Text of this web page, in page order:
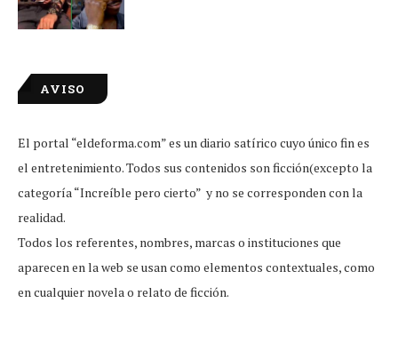
AVISO
El portal “eldeforma.com” es un diario satírico cuyo único fin es
el entretenimiento. Todos sus contenidos son ficción(excepto la
categoría “Increíble pero cierto” y no se corresponden con la
realidad.
Todos los referentes, nombres, marcas o instituciones que
aparecen en la web se usan como elementos contextuales, como
en cualquier novela o relato de ficción.